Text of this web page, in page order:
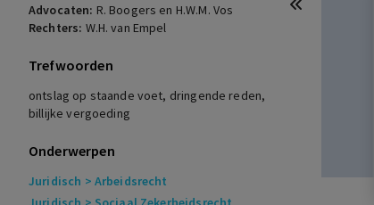
Advocaten: R. Boogers en H.W.M. Vos
Rechters: W.H. van Empel
Trefwoorden
ontslag op staande voet, dringende reden,
billijke vergoeding
Onderwerpen
Juridisch > Arbeidsrecht